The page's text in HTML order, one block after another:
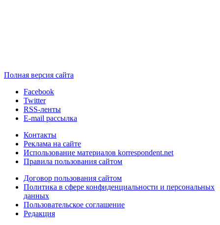
Полная версия сайта
Facebook
Twitter
RSS-ленты
E-mail рассылка
Контакты
Реклама на сайте
Использование материалов korrespondent.net
Правила пользования сайтом
Договор пользования сайтом
Политика в сфере конфиденциальности и персональных
данных
Пользовательское соглашение
Редакция